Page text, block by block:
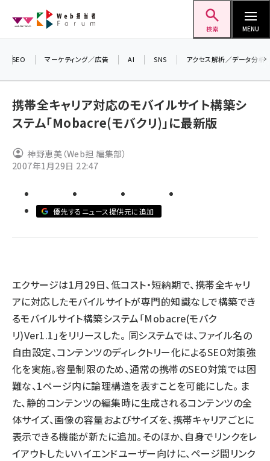
ン
検索 MENU
ai (2820)
note (2322)
llmo (1167)
SEO マーケティング／広告 AI SNS アクセス解析／データ分析
携帯全キャリア対応のモバイルサイト構築シ
ステム「Mobacre(モバクリ)」に最新版
神野恵美（Web担 編集部）
2007年1月29日 22:47
優先するニュース提供元に追加
エクサージは1月29日、低コスト・短納期で、携帯全キャリ
アに対応したモバイルサイトが専門的知識なしで構築でき
るモバイルサイト構築システム「Mobacre(モバク
リ)Ver1.1」をリリースした。 同システムでは、ファイル名の
自由設定、コンテンツのディレクトリー化によるSEO対策強
化を実施。容量制限のため、通常の携帯のSEO対策では困
難な、1ページ内に論理構造を表すことを可能にした。 ま
た、静的コンテンツの編集時に生成されるコンテンツの全
体サイズ、画像の容量およびサイズを、携帯キャリアごとに
表示できる機能が新たに追加。そのほか、自身でリンクをレ
イアウトしたいハイエンドユーザー向けに、ページ間リンク